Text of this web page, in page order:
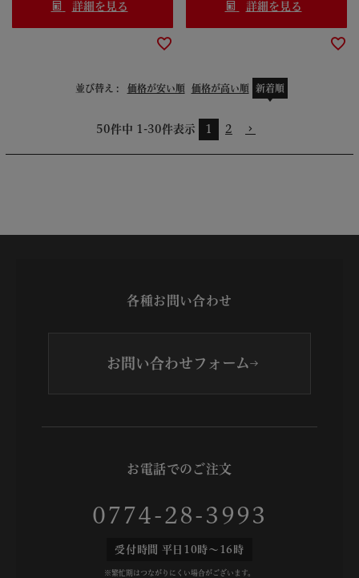
詳細を見る 詳細を見る
並び替え 価格が安い順 価格が高い順 新着順
50件中 1 -30件表示 1 2
各種お問い合わせ
お問い合わせフォーム
お電話でのご注文
0774-28-3993
受付時間 平日10時～16時
※繁忙期はつながりにくい場合がございます。